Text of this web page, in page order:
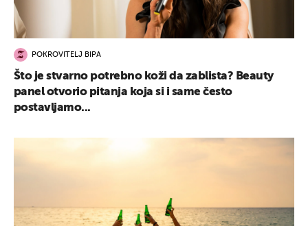
POKROVITELJ BIPA
Što je stvarno potrebno koži da zablista? Beauty
panel otvorio pitanja koja si i same često
postavljamo...